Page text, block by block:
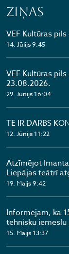
Ziņas
VEF Kultūras
14. Jūlijs 9:45
VEF Kultūras
23.08.2026.
29. Jūnijs 16:04
TE IR DARBS
12. Jūnijs 11:22
Atzīmējot
Liepājas teātrī
19. Maijs 9:42
Informējam, ka
tehnisku iemeslu
15. Maijs 13:37